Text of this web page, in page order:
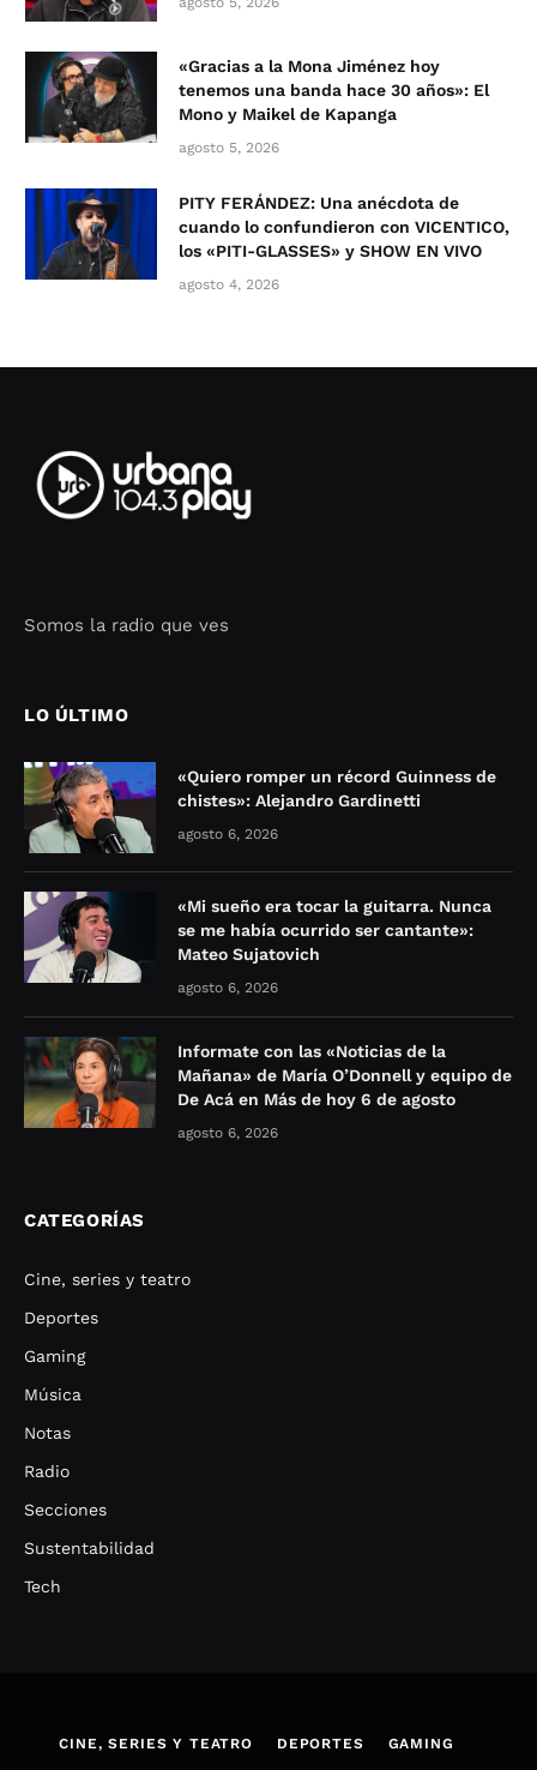
«Gracias a la Mona Jiménez hoy
tenemos una banda hace 30 años»: El
Mono y Maikel de Kapanga
agosto 5, 2026
PITY FERÁNDEZ: Una anécdota de
cuando lo confundieron con VICENTICO,
los «PITI-GLASSES» y SHOW EN VIVO
agosto 4, 2026
Somos la radio que ves
LO ÚLTIMO
«Quiero romper un récord Guinness de
chistes»: Alejandro Gardinetti
agosto 6, 2026
«Mi sueño era tocar la guitarra. Nunca
se me había ocurrido ser cantante»:
Mateo Sujatovich
agosto 6, 2026
Informate con las «Noticias de la
Mañana» de María O’Donnell y equipo de
De Acá en Más de hoy 6 de agosto
agosto 6, 2026
CATEGORÍAS
Cine, series y teatro
Deportes
Gaming
Música
Notas
Radio
Secciones
Sustentabilidad
Tech
CINE, SERIES Y TEATRO DEPORTES GAMING